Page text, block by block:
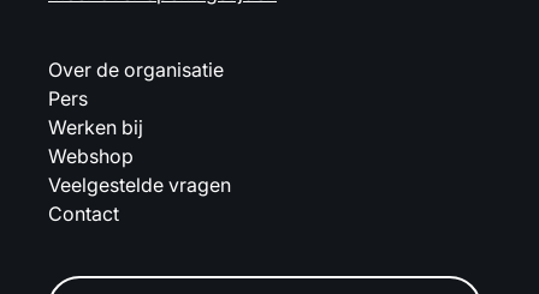
Over de organisatie
Pers
Werken bij
Webshop
Veelgestelde vragen
Contact